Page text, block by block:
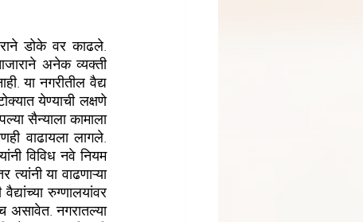
डोके वर काढले.
अनेक व्यक्ती
या नगरीतील वैद्य
येण्याची लक्षणे
सैन्याला कामाला
वाढायला लागले.
विविध नवे नियम
या वाढणाऱ्या
रुग्णालयांवर
असावेत. नगरातल्या